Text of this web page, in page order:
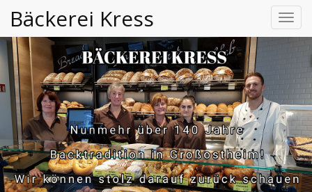
Bäckerei Kress